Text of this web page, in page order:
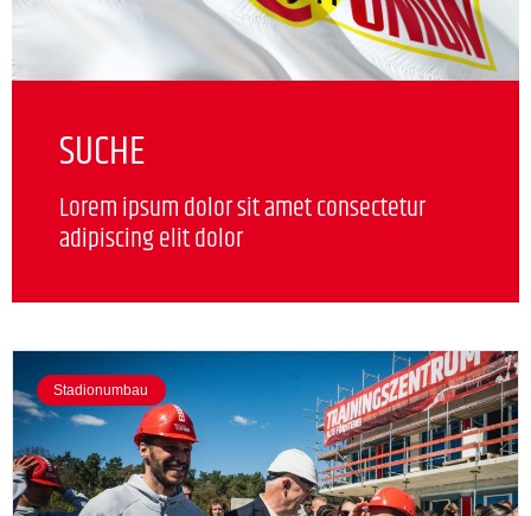
SUCHE
Lorem ipsum dolor sit amet consectetur
adipiscing elit dolor
Stadionumbau